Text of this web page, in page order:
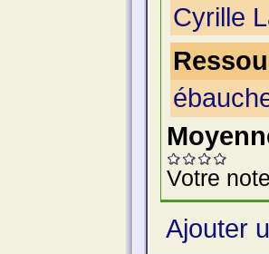
Cyrille
Votre
Ajouter